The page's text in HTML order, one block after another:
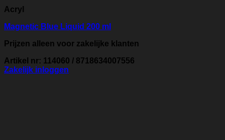
Acryl
Magnetic Blue Liquid 200 ml
Prijzen alleen voor zakelijke klanten
Artikel nr: 114060 / 8718634007556
Zakelijk inloggen